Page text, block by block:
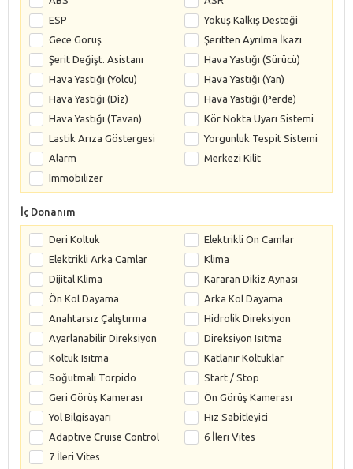
ESP
Yokuş Kalkış Desteği
Gece Görüş
Şeritten Ayrılma İkazı
Şerit Değişt. Asistanı
Hava Yastığı (Sürücü)
Hava Yastığı (Yolcu)
Hava Yastığı (Yan)
Hava Yastığı (Diz)
Hava Yastığı (Perde)
Hava Yastığı (Tavan)
Kör Nokta Uyarı Sistemi
Lastik Arıza Göstergesi
Yorgunluk Tespit Sistemi
Alarm
Merkezi Kilit
Immobilizer
İç Donanım
Deri Koltuk
Elektrikli Ön Camlar
Elektrikli Arka Camlar
Klima
Dijital Klima
Kararan Dikiz Aynası
Ön Kol Dayama
Arka Kol Dayama
Anahtarsız Çalıştırma
Hidrolik Direksiyon
Ayarlanabilir Direksiyon
Direksiyon Isıtma
Koltuk Isıtma
Katlanır Koltuklar
Soğutmalı Torpido
Start / Stop
Geri Görüş Kamerası
Ön Görüş Kamerası
Yol Bilgisayarı
Hız Sabitleyici
Adaptive Cruise Control
6 İleri Vites
7 İleri Vites